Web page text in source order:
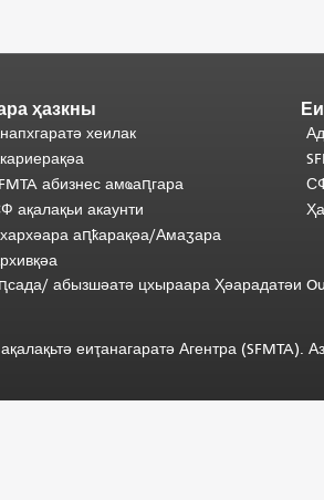
ҳазкны
хеилак
абизнес амҩаԥгара
ақалақьи акаунти
аԥҟарақәа/Амаӡара
Ҳәарадатәи
абызшәатә цхыраара
/
ԥсада
еиҭанагаратә Агентра (SFMTA).